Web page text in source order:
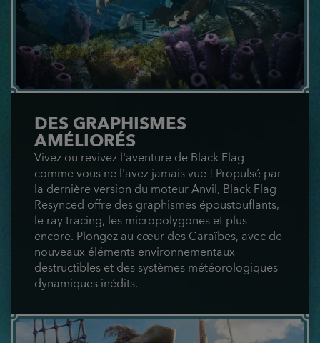
DES GRAPHISMES
AMÉLIORÉS
Vivez ou revivez l'aventure de Black Flag
comme vous ne l'avez jamais vue ! Propulsé par
la dernière version du moteur Anvil, Black Flag
Resynced offre des graphismes époustouflants,
le ray tracing, les micropolygones et plus
encore. Plongez au cœur des Caraïbes, avec de
nouveaux éléments environnementaux
destructibles et des systèmes météorologiques
dynamiques inédits.